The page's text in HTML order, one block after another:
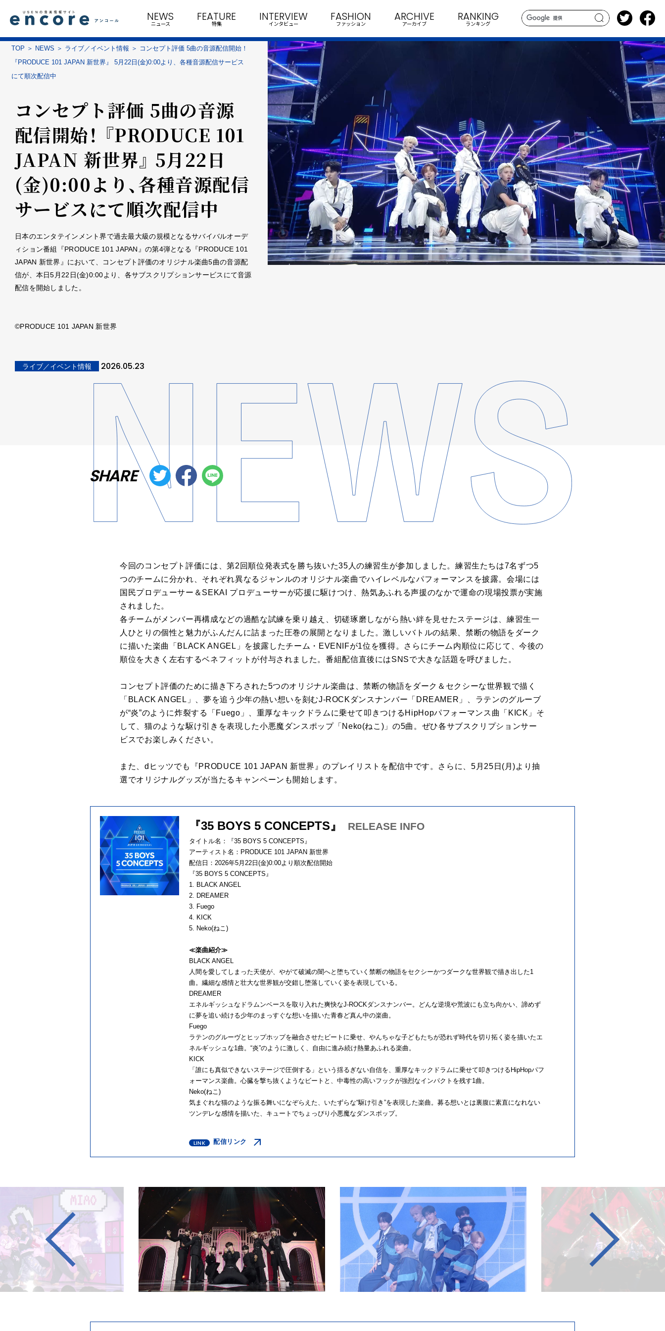
search
NEWS
ニュース
FEATURE
特集
INTERVIEW
インタビュー
FASHION
ファッション
ARCHIVE
アーカイブ
RANKING
ランキング
TOP NEWS ライブ／イベント情報
コンセプト評価 5曲の音源配信開始！
『PRODUCE 101 JAPAN 新世界』 5月22日(金)0:00より、各種音源配信サービス
にて順次配信中
コンセプト評価 5曲の音源
配信開始！ 『PRODUCE 101
JAPAN 新世界』 5月22日
(金)0:00より、各種音源配信
サービスにて順次配信中
日本のエンタテインメント界で過去最大級の規模となるサバイバルオーデ
ィション番組『PRODUCE 101 JAPAN』の第4弾となる『PRODUCE 101
JAPAN 新世界』において、コンセプト評価のオリジナル楽曲5曲の音源配
信が、本日5月22日(金)0:00より、各サブスクリプションサービスにて音源
配信を開始しました。
©PRODUCE 101 JAPAN 新世界
ライブ／イベント情報 2026.05.23
SHARE
今回のコンセプト評価には、第2回順位発表式を勝ち抜いた35人の練習生が参加しました。練習生たちは7名ずつ5
つのチームに分かれ、それぞれ異なるジャンルのオリジナル楽曲でハイレベルなパフォーマンスを披露。会場には
国民プロデューサー＆SEKAI プロデューサーが応援に駆けつけ、熱気あふれる声援のなかで運命の現場投票が実施
されました。
各チームがメンバー再構成などの過酷な試練を乗り越え、切磋琢磨しながら熱い絆を見せたステージは、練習生一
人ひとりの個性と魅力がふんだんに詰まった圧巻の展開となりました。激しいバトルの結果、禁断の物語をダーク
に描いた楽曲「BLACK ANGEL」を披露したチーム・EVENIFが1位を獲得。さらにチーム内順位に応じて、今後の
順位を大きく左右するベネフィットが付与されました。番組配信直後にはSNSで大きな話題を呼びました。
コンセプト評価のために描き下ろされた5つのオリジナル楽曲は、禁断の物語をダーク＆セクシーな世界観で描く
「BLACK ANGEL」、夢を追う少年の熱い想いを刻むJ-ROCKダンスナンバー「DREAMER」、ラテンのグルーブ
が“炎”のように炸裂する「Fuego」、重厚なキックドラムに乗せて叩きつけるHipHopパフォーマンス曲「KICK」そ
して、猫のような駆け引きを表現した小悪魔ダンスポップ「Neko(ねこ)」の5曲。ぜひ各サブスクリプションサー
ビスでお楽しみください。
また、dヒッツでも『PRODUCE 101 JAPAN 新世界』のプレイリストを配信中です。さらに、5月25日(月)より抽
選でオリジナルグッズが当たるキャンペーンも開始します。
『35 BOYS 5 CONCEPTS』 RELEASE INFO
タイトル名：『35 BOYS 5 CONCEPTS』
アーティスト名：PRODUCE 101 JAPAN 新世界
配信日：2026年5月22日(金)0:00より順次配信開始
『35 BOYS 5 CONCEPTS』
1. BLACK ANGEL
2. DREAMER
3. Fuego
4. KICK
5. Neko(ねこ)
≪楽曲紹介≫
BLACK ANGEL
人間を愛してしまった天使が、やがて破滅の闇へと堕ちていく禁断の物語をセクシーかつダークな世界観で描き出した1
曲。繊細な感情と壮大な世界観が交錯し堕落していく姿を表現している。
DREAMER
エネルギッシュなドラムンベースを取り入れた爽快なJ-ROCKダンスナンバー。どんな逆境や荒波にも立ち向かい、諦めず
に夢を追い続ける少年のまっすぐな想いを描いた青春ど真ん中の楽曲。
Fuego
ラテンのグルーヴとヒップホップを融合させたビートに乗せ、やんちゃな子どもたちが恐れず時代を切り拓く姿を描いたエ
ネルギッシュな1曲。“炎”のように激しく、自由に進み続け熱量あふれる楽曲。
KICK
「誰にも真似できないステージで圧倒する」という揺るぎない自信を、重厚なキックドラムに乗せて叩きつけるHipHopパフ
ォーマンス楽曲。心臓を撃ち抜くようなビートと、中毒性の高いフックが強烈なインパクトを残す1曲。
Neko(ねこ)
気まぐれな猫のような振る舞いになぞらえた、いたずらな“駆け引き”を表現した楽曲。募る想いとは裏腹に素直になれない
ツンデレな感情を描いた、キュートでちょっぴり小悪魔なダンスポップ。
配信リンク